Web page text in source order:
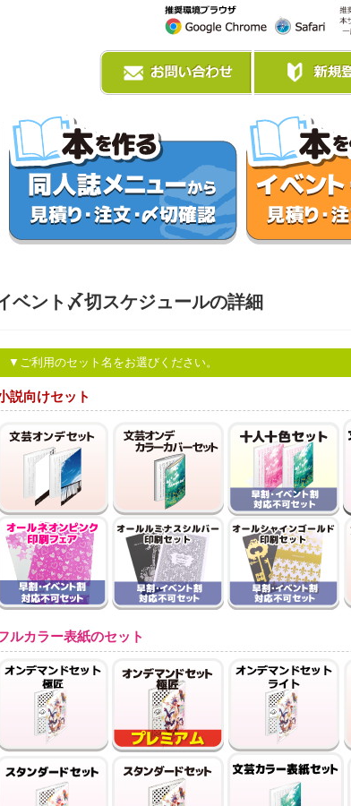
ベント〆切スケジュールの詳細
▼ご利用のセット名をお選びください。
説向けセット
ルカラー表紙のセット